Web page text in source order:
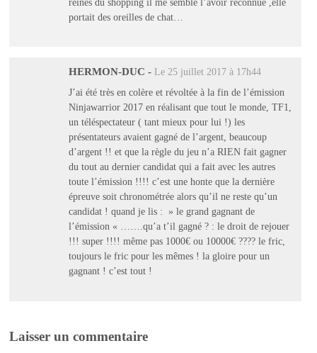
portait des oreilles de chat…
HERMON-DUC - Le 25 juillet 2017 à 17h44
J’ai été très en colère et révoltée à la fin de l’émission
Ninjawarrior 2017 en réalisant que tout le monde, TF1,
un téléspectateur ( tant mieux pour lui !) les
présentateurs avaient gagné de l’argent, beaucoup
d’argent !! et que la règle du jeu n’a RIEN fait gagner
du tout au dernier candidat qui a fait avec les autres
toute l’émission !!!! c’est une honte que la dernière
épreuve soit chronométrée alors qu’il ne reste qu’un
candidat ! quand je lis : » le grand gagnant de
l’émission « …….qu’a t’il gagné ? : le droit de rejouer
!!! super !!!! même pas 1000€ ou 10000€ ???? le fric,
toujours le fric pour les mêmes ! la gloire pour un
gagnant ! c’est tout !
Laisser un commentaire